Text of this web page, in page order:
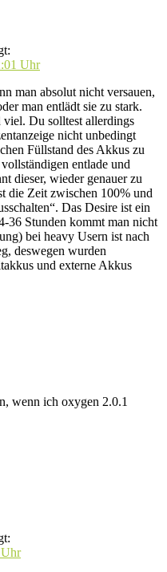
Uhr
man absolut nicht versauen,
man entlädt sie zu stark.
Du solltest allerdings
nicht unbedingt
Füllstand des Akkus zu
entlade und
dieser, wieder genauer zu
die Zeit zwischen 100% und
Das Desire ist ein
36 Stunden kommt man nicht
bei heavy Usern ist nach
deswegen wurden
und externe Akkus
wenn ich oxygen 2.0.1